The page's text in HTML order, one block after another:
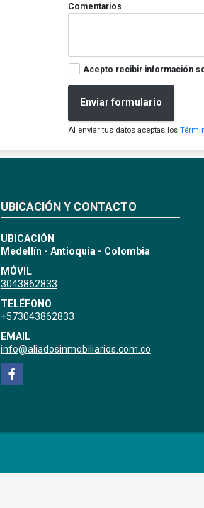
Comentarios
Acepto recibir información
Enviar formulario
Al enviar tus datos aceptas los
UBICACIÓN Y CONTACTO
UBICACIÓN
Medellín - Antioquia - Colombia
MÓVIL
3043862833
TELÉFONO
+573043862833
EMAIL
info@aliadosinmobiliarios.com.co
Facebook